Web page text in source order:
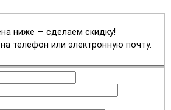
ниже — сделаем скидку!
телефон или электронную почту.